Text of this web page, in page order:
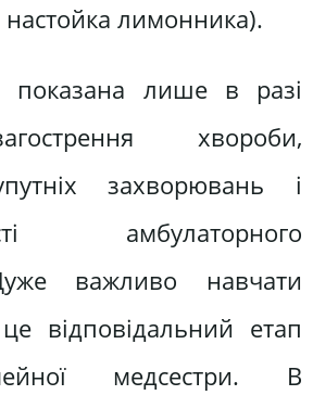
настойка лимонника).
показана лише в разі
хвороби,
захворювань і
амбулаторного
важливо навчати
відповідальний етап
медсестри. В